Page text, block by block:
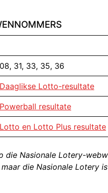
08, 31, 33, 35, 36
Daaglikse Lotto-resultate
Powerball resultate
Lotto en Lotto Plus resultate
Nasionale Lotery-
die Nasionale Lotery